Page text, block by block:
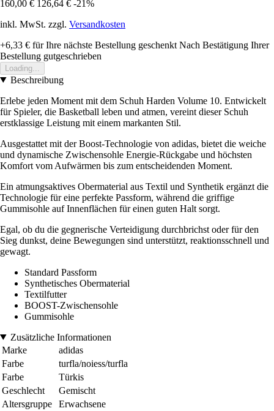
160,00 € 126,64 € -21%
inkl. MwSt. zzgl. Versandkosten
+6,33 € für Ihre nächste Bestellung geschenkt Nach Bestätigung Ihrer
Bestellung gutgeschrieben
Loading...
Beschreibung
Erlebe jeden Moment mit dem Schuh Harden Volume 10. Entwickelt
für Spieler, die Basketball leben und atmen, vereint dieser Schuh
erstklassige Leistung mit einem markanten Stil.
Ausgestattet mit der Boost-Technologie von adidas, bietet die weiche
und dynamische Zwischensohle Energie-Rückgabe und höchsten
Komfort vom Aufwärmen bis zum entscheidenden Moment.
Ein atmungsaktives Obermaterial aus Textil und Synthetik ergänzt die
Technologie für eine perfekte Passform, während die griffige
Gummisohle auf Innenflächen für einen guten Halt sorgt.
Egal, ob du die gegnerische Verteidigung durchbrichst oder für den
Sieg dunkst, deine Bewegungen sind unterstützt, reaktionsschnell und
gewagt.
Standard Passform
Synthetisches Obermaterial
Textilfutter
BOOST-Zwischensohle
Gummisohle
Zusätzliche Informationen
Marke
adidas
Farbe
turfla/noiess/turfla
Farbe
Türkis
Geschlecht
Gemischt
Altersgruppe
Erwachsene